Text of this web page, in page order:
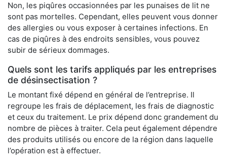
Non, les piqûres occasionnées par les punaises de lit ne
sont pas mortelles. Cependant, elles peuvent vous donner
des allergies ou vous exposer à certaines infections. En
cas de piqûres à des endroits sensibles, vous pouvez
subir de sérieux dommages.
Quels sont les tarifs appliqués par les entreprises
de désinsectisation ?
Le montant fixé dépend en général de l’entreprise. Il
regroupe les frais de déplacement, les frais de diagnostic
et ceux du traitement. Le prix dépend donc grandement du
nombre de pièces à traiter. Cela peut également dépendre
des produits utilisés ou encore de la région dans laquelle
l’opération est à effectuer.